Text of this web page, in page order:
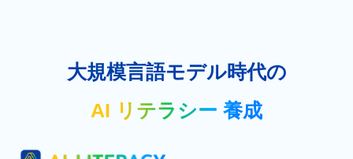
大規模言語モデル時代の
AI リテラシー 養成